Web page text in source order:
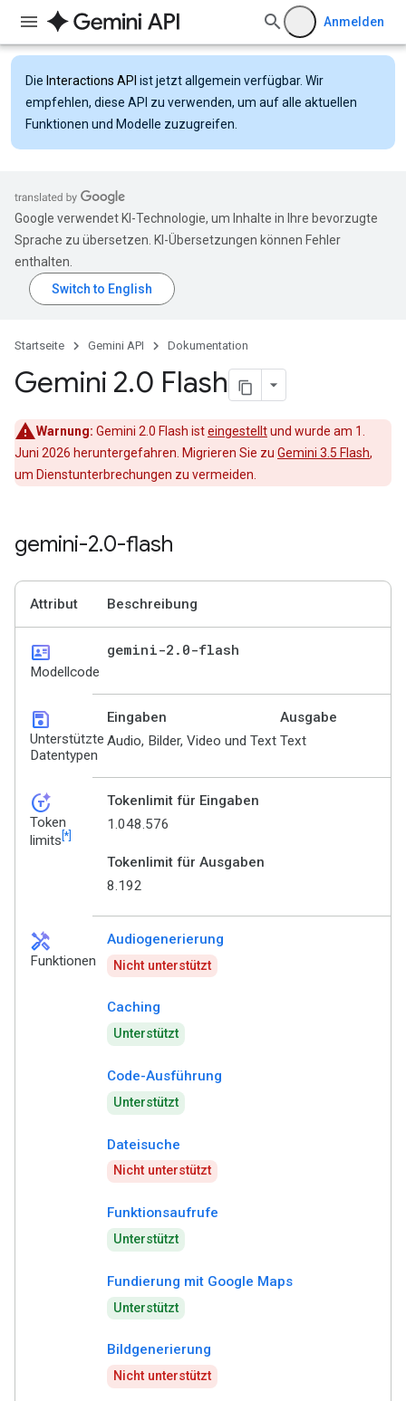
Anmelden
Die Interactions API ist jetzt allgemein verfügbar. Wir
empfehlen, diese API zu verwenden, um auf alle aktuellen
Funktionen und Modelle zuzugreifen.
Google verwendet KI-Technologie, um Inhalte in Ihre bevorzugte
Sprache zu übersetzen. KI-Übersetzungen können Fehler
enthalten.
Startseite Gemini API Dokumentation
Gemini 2.0 Flash
Warnung: Gemini 2.0 Flash isteingestelltund wurde am 1.
Juni 2026 heruntergefahren. Migrieren Sie zu Gemini 3.5 Flash,
um Dienstunterbrechungen zu vermeiden.
gemini-2.0-flash
Attribut Beschreibung
id_card
Modellcode
gemini-2 . 0-flash
save
Unterstützte
Datentypen
Eingaben
Audio, Bilder, Video und Text
Ausgabe
Text
token_auto
Token
limits [*]
Tokenlimit für Eingaben
1.048.576
Tokenlimit für Ausgaben
8.192
handyman
Funktionen
Audiogenerierung
Nicht unterstützt
Caching
Unterstützt
Code-Ausführung
Unterstützt
Dateisuche
Nicht unterstützt
Funktionsaufrufe
Unterstützt
Fundierung mit Google Maps
Unterstützt
Bildgenerierung
Nicht unterstützt